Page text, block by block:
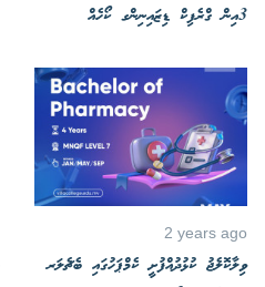
3އިން ގްރެފިކް ޑިޒައިނިންގ ކޯހެއް
2 years ago
ވިލާކޮލެޖު ކުޅުދުއްފުށީ ކެމްޕަހުގައި ބެޗެލަރ